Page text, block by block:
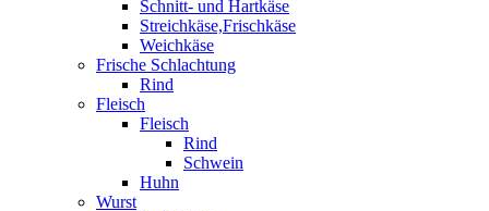
Schnitt- und Hartkäse
Streichkäse,Frischkäse
Weichkäse
Frische Schlachtung
Rind
Fleisch
Fleisch
Rind
Schwein
Huhn
Wurst